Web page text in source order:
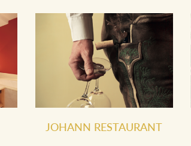
JOHANN RESTAURANT